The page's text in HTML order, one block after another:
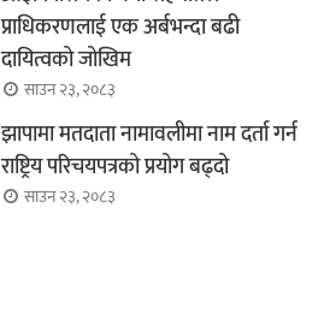
प्राधिकरणलाई एक अर्बभन्दा बढी
दायित्वको जोखिम
साउन २३, २०८३
झापामा मतदाता नामावलीमा नाम दर्ता गर्न
राष्ट्रिय परिचयपत्रको प्रयोग बढ्दो
साउन २३, २०८३